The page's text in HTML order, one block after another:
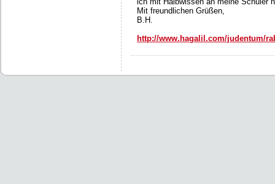
Mit freundlichen Grüßen,
B.H.
http://www.hagalil.com/judentum/